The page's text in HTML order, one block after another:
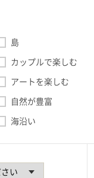
島
カップルで楽しむ
アートを楽しむ
自然が豊富
海沿い